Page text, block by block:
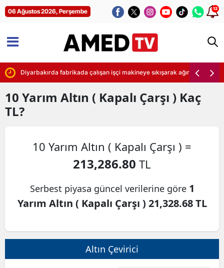
06 Ağustos 2026, Perşembe 12
Diyarbakırda fabrikada çalışan işçi makineye sıkışarak ağır yaralandı
10 Yarım Altın ( Kapalı Çarşı ) Kaç
TL?
10 Yarım Altın ( Kapalı Çarşı ) =
213,286.80 TL
Serbest piyasa güncel verilerine göre 1
Yarım Altın ( Kapalı Çarşı ) 21,328.68 TL
Altın Çevirici